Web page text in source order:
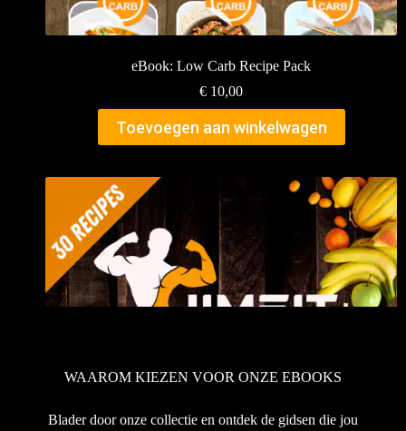
eBook: Low Carb Recipe Pack
€ 10,00
Toevoegen aan winkelwagen
WAAROM KIEZEN VOOR ONZE EBOOKS
Blader door onze collectie en ontdek de gidsen die jou